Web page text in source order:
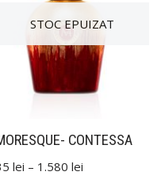
CONTESSA
lei – 1.580 lei